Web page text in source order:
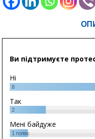
Ви підтримуєте
Ні
8
Так
2
Мені байдуже
1 голос